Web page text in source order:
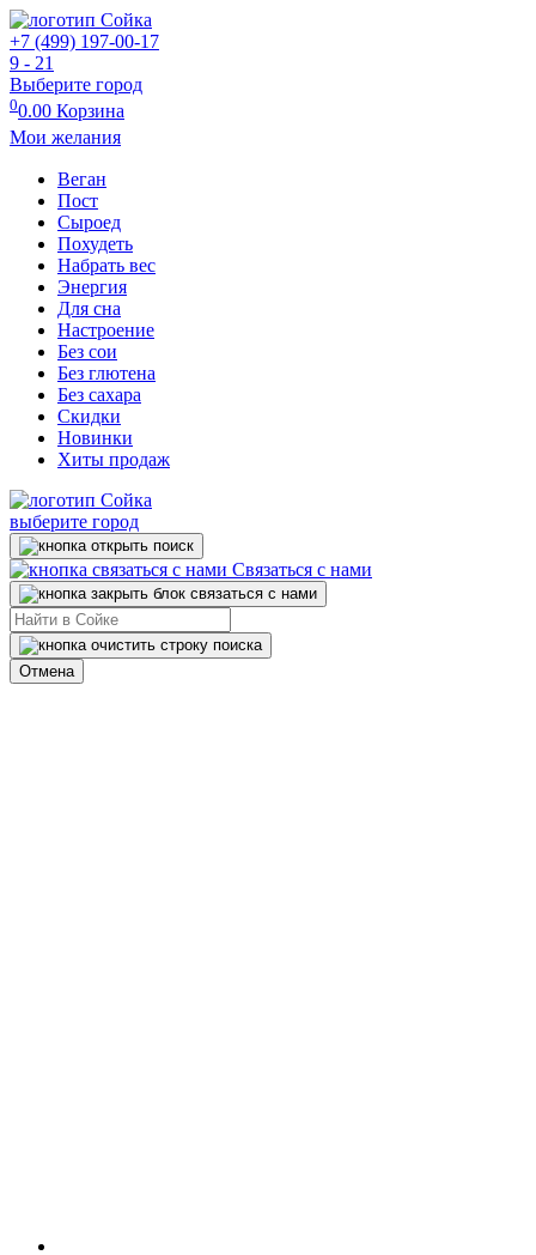
+7 (499) 197-00-17
9 - 21
Выберите город
00.00 Корзина
Мои желания
Веган
Пост
Сыроед
Похудеть
Набрать вес
Энергия
Для сна
Настроение
Без сои
Без глютена
Без сахара
Скидки
Новинки
Хиты продаж
выберите город
Связаться с нами
Отмена